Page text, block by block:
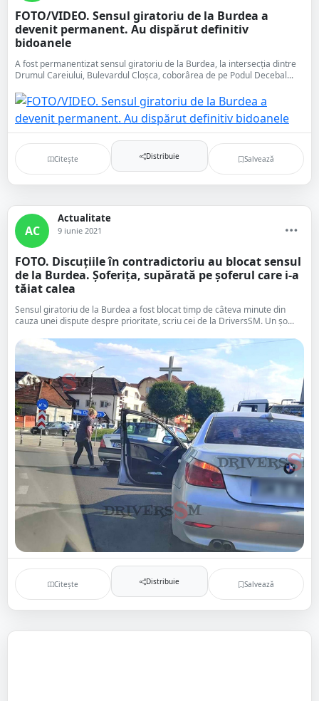
FOTO/VIDEO. Sensul giratoriu de la Burdea a
devenit permanent. Au dispărut definitiv
bidoanele
A fost permanentizat sensul giratoriu de la Burdea, la intersecția dintre
Drumul Careiului, Bulevardul Cloșca, coborârea de pe Podul Decebal...
Citește Distribuie Salvează
AC
Actualitate
9 iunie 2021
FOTO. Discuțiile în contradictoriu au blocat sensul
de la Burdea. Șoferița, supărată pe șoferul care i-a
tăiat calea
Sensul giratoriu de la Burdea a fost blocat timp de câteva minute din
cauza unei dispute despre prioritate, scriu cei de la DriversSM. Un șo...
Citește Distribuie Salvează